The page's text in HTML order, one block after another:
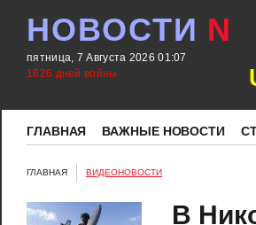
НОВОСТИ N
пятница, 7 Августа 2026 01:07
1626 дней войны
ГЛАВНАЯ ВАЖНЫЕ НОВОСТИ
ГЛАВНАЯ ВИДЕОНОВОСТИ
В